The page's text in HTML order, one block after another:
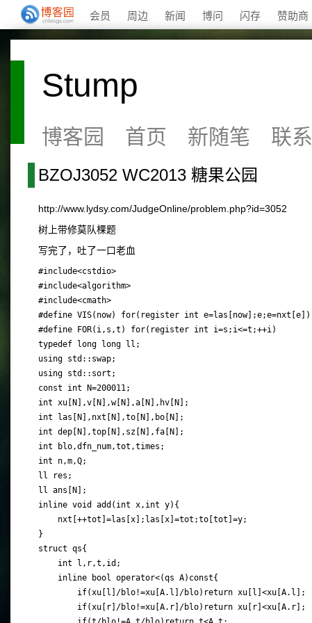
会员 周边 新闻 博问 闪存 赞助商
Stump
博客园 首页 新随笔 联系
BZOJ3052 WC2013 糖果公园
http://www.lydsy.com/JudgeOnline/problem.php?id=3052
树上带修莫队棵题
写完了，吐了一口老血
#include<cstdio>
#include<algorithm>
#include<cmath>
#define VIS(now) for(register int e=las[now];e;e=nxt[e])
#define FOR(i,s,t) for(register int i=s;i<=t;++i)
typedef long long ll;
using std::swap;
using std::sort;
const int N=200011;
int xu[N],v[N],w[N],a[N],hv[N];
int las[N],nxt[N],to[N],bo[N];
int dep[N],top[N],sz[N],fa[N];
int blo,dfn_num,tot,times;
int n,m,Q;
ll res;
ll ans[N];
inline void add(int x,int y){
    nxt[++tot]=las[x];las[x]=tot;to[tot]=y;
}
struct qs{
    int l,r,t,id;
    inline bool operator<(qs A)const{
        if(xu[l]/blo!=xu[A.l]/blo)return xu[l]<xu[A.l];
        if(xu[r]/blo!=xu[A.r]/blo)return xu[r]<xu[A.r];